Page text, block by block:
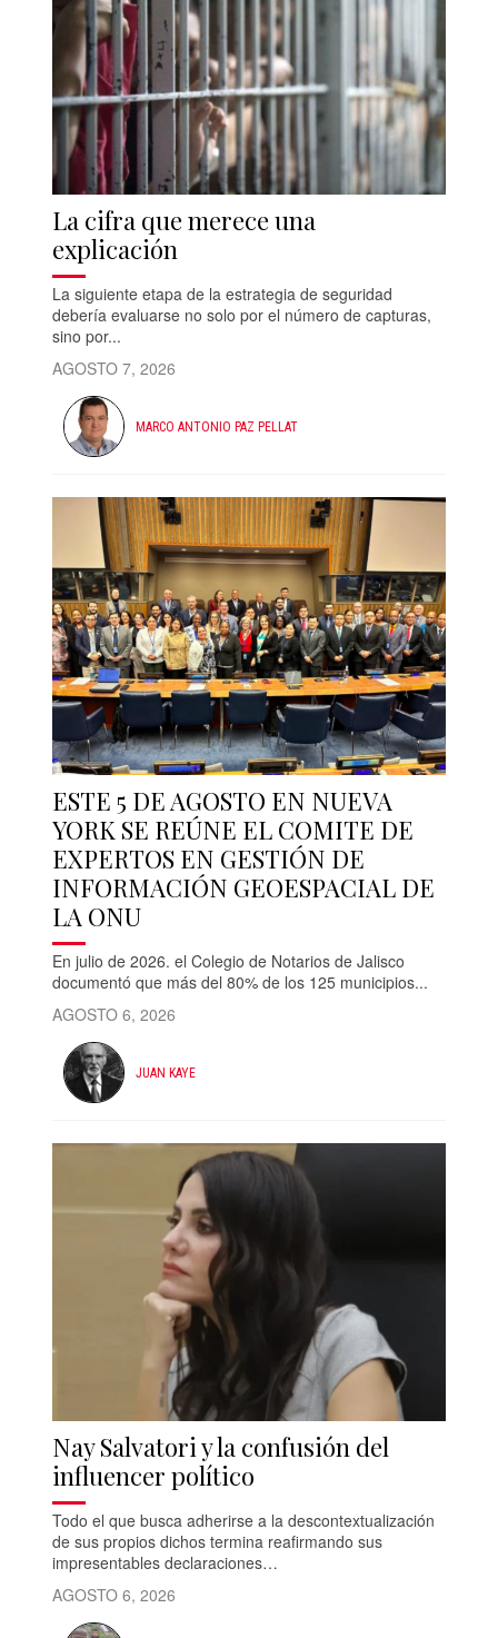
La cifra que merece una
explicación
La siguiente etapa de la estrategia de seguridad
debería evaluarse no solo por el número de capturas,
sino por...
AGOSTO 7, 2026
MARCO ANTONIO PAZ PELLAT
ESTE 5 DE AGOSTO EN NUEVA
YORK SE REÚNE EL COMITE DE
EXPERTOS EN GESTIÓN DE
INFORMACIÓN GEOESPACIAL DE
LA ONU
En julio de 2026. el Colegio de Notarios de Jalisco
documentó que más del 80% de los 125 municipios...
AGOSTO 6, 2026
JUAN KAYE
Nay Salvatori y la confusión del
influencer político
Todo el que busca adherirse a la descontextualización
de sus propios dichos termina reafirmando sus
impresentables declaraciones…
AGOSTO 6, 2026